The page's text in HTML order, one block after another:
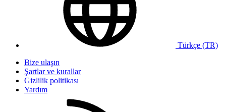
Türkçe (TR)
Bize ulaşın
Şartlar ve kurallar
Gizlilik politikası
Yardım